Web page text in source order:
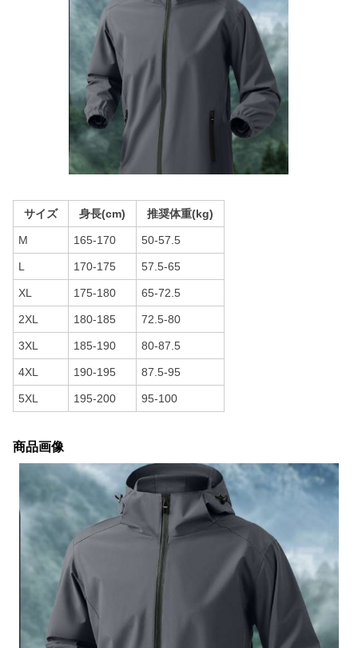
サイズ 身長(cm) 推奨体重(kg)
M 165-170 50-57.5
L 170-175 57.5-65
XL 175-180 65-72.5
2XL 180-185 72.5-80
3XL 185-190 80-87.5
4XL 190-195 87.5-95
5XL 195-200 95-100
商品画像